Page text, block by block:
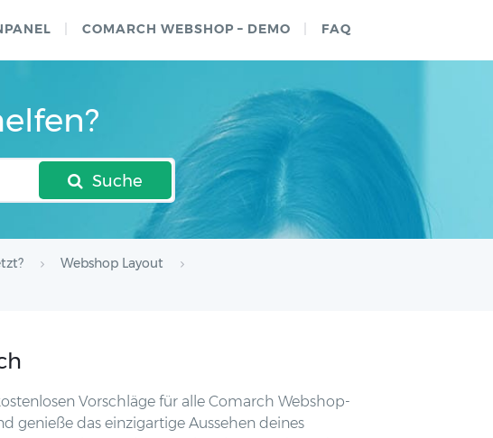
COMARCH WEBSHOP – DEMO FAQ
Suche
Webshop Layout
Vorschläge für alle Comarch Webshop-
genieße das einzigartige Aussehen deines